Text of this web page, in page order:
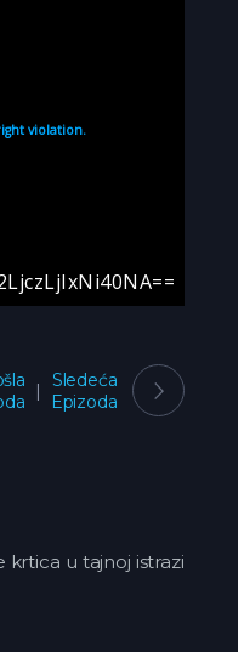
Sledeća
Epizoda
krtica u tajnoj istrazi